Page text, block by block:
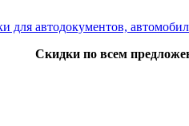
для автодокументов,
Скидки по всем